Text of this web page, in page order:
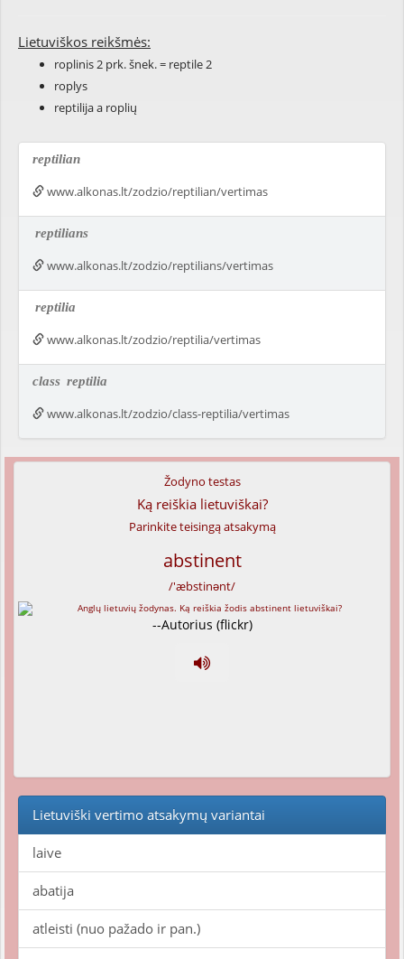
Lietuviškos reikšmės:
roplinis 2 prk. šnek. = reptile 2
roplys
reptilija a roplių
reptilian
www.alkonas.lt/zodzio/reptilian/vertimas
reptilians
www.alkonas.lt/zodzio/reptilians/vertimas
reptilia
www.alkonas.lt/zodzio/reptilia/vertimas
class reptilia
www.alkonas.lt/zodzio/class-reptilia/vertimas
Žodyno testas
Ką reiškia lietuviškai?
Parinkite teisingą atsakymą
abstinent
/'æbstinənt/
--Autorius (flickr)
Lietuviški vertimo atsakymų variantai
laive
abatija
atleisti (nuo pažado ir pan.)